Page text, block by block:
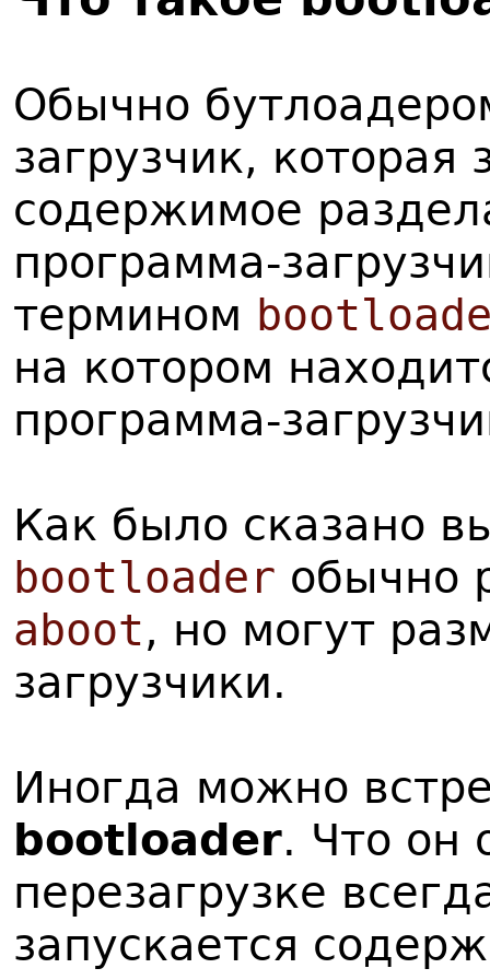
Обычно
загрузчик, которая
содержимое
программа-
термином
на котором
программа-
Как было сказано
bootloader обычно
aboot, но могут
загрузчики.
Иногда можно
bootloader. Что он
перезагрузке
запускается